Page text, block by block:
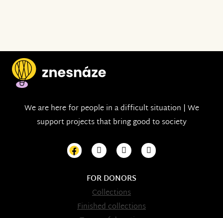
We are here for people in a difficult situation | We
support projects that bring good to society
FOR DONORS
Collections
Finished collections